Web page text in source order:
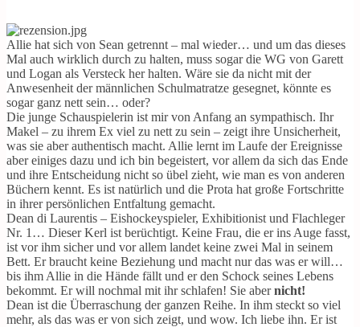
Allie hat sich von Sean getrennt – mal wieder… und um das dieses
Mal auch wirklich durch zu halten, muss sogar die WG von Garett
und Logan als Versteck her halten. Wäre sie da nicht mit der
Anwesenheit der männlichen Schulmatratze gesegnet, könnte es
sogar ganz nett sein… oder?
Die junge Schauspielerin ist mir von Anfang an sympathisch. Ihr
Makel – zu ihrem Ex viel zu nett zu sein – zeigt ihre Unsicherheit,
was sie aber authentisch macht. Allie lernt im Laufe der Ereignisse
aber einiges dazu und ich bin begeistert, vor allem da sich das Ende
und ihre Entscheidung nicht so übel zieht, wie man es von anderen
Büchern kennt. Es ist natürlich und die Prota hat große Fortschritte
in ihrer persönlichen Entfaltung gemacht.
Dean di Laurentis – Eishockeyspieler, Exhibitionist und Flachleger
Nr. 1… Dieser Kerl ist berüchtigt. Keine Frau, die er ins Auge fasst,
ist vor ihm sicher und vor allem landet keine zwei Mal in seinem
Bett. Er braucht keine Beziehung und macht nur das was er will…
bis ihm Allie in die Hände fällt und er den Schock seines Lebens
bekommt. Er will nochmal mit ihr schlafen! Sie abernicht!
Dean ist die Überraschung der ganzen Reihe. In ihm steckt so viel
mehr, als das was er von sich zeigt, und wow. Ich liebe ihn. Er ist